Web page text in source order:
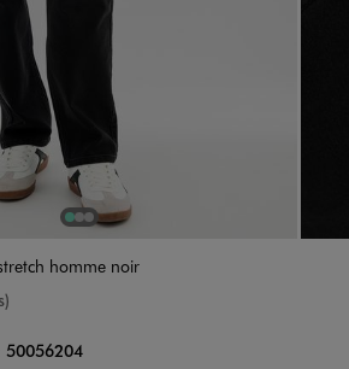
1Sur 3
2Sur 3
3 Sur 3
homme noir
50056204